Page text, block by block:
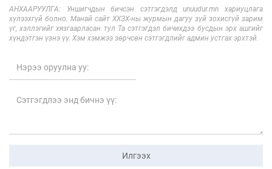
АНХААРУУЛГА: Уншигчдын бичсэн сэтгэгдэлд unuudur.mn хариуцлага
хүлээхгүй болно. Манай сайт ХХЗХ-ны журмын дагуу зүй зохисгүй зарим
үг, хэллэгийг хязгаарласан тул Та сэтгэгдэл бичихдээ бусдын эрх ашгийг
хүндэтгэн үзнэ үү. Хэм хэмжээ зөрчсөн сэтгэгдлийг админ устгах эрхтэй.
Илгээх